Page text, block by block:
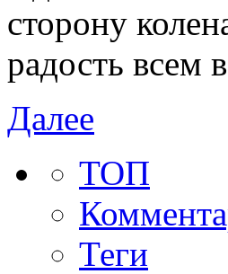
сторону
радость всем
Далее
ТОП
Теги